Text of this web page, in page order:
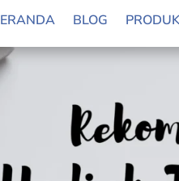
BLOG PRODUK